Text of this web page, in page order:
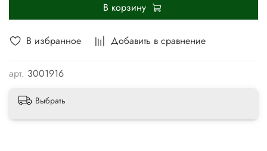
В избранное Добавить в сравнение
арт. 3001916
В корзину
Выбрать